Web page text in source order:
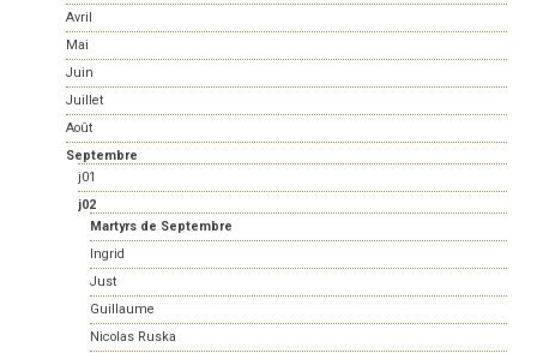
Avril
Mai
Juin
Juillet
Août
Septembre
j01
j02
Martyrs de Septembre
Ingrid
Just
Guillaume
Nicolas Ruska